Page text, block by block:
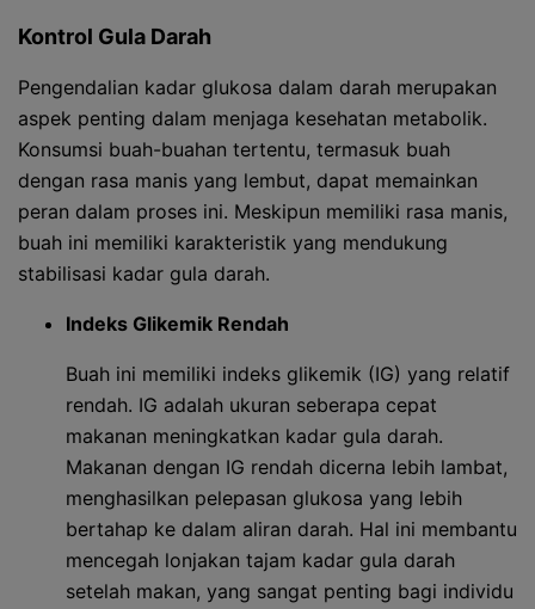
Kontrol Gula Darah
Pengendalian kadar glukosa dalam darah merupakan
aspek penting dalam menjaga kesehatan metabolik.
Konsumsi buah-buahan tertentu, termasuk buah
dengan rasa manis yang lembut, dapat memainkan
peran dalam proses ini. Meskipun memiliki rasa manis,
buah ini memiliki karakteristik yang mendukung
stabilisasi kadar gula darah.
Indeks Glikemik Rendah
Buah ini memiliki indeks glikemik (IG) yang relatif
rendah. IG adalah ukuran seberapa cepat
makanan meningkatkan kadar gula darah.
Makanan dengan IG rendah dicerna lebih lambat,
menghasilkan pelepasan glukosa yang lebih
bertahap ke dalam aliran darah. Hal ini membantu
mencegah lonjakan tajam kadar gula darah
setelah makan, yang sangat penting bagi individu